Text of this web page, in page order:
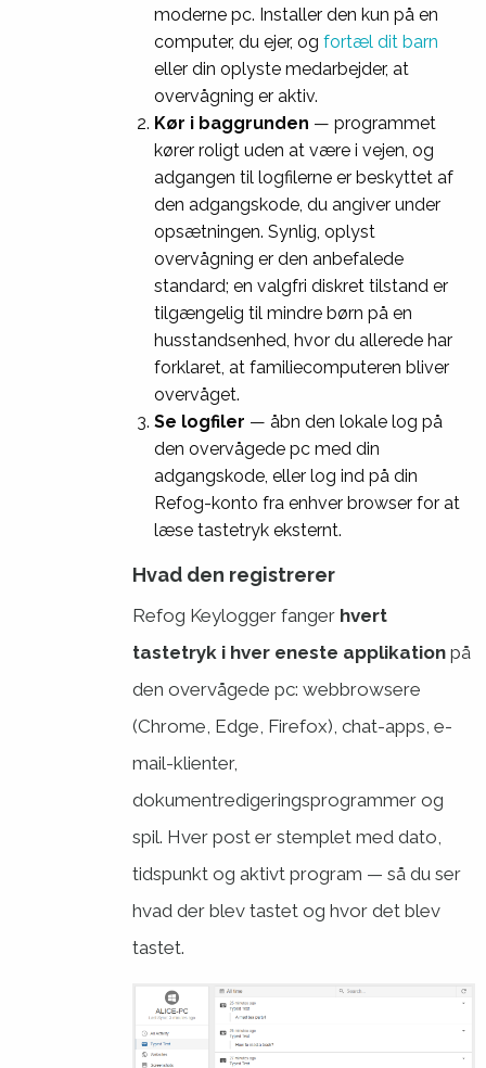
moderne pc. Installer den kun på en
computer, du ejer, og fortæl dit barn
eller din oplyste medarbejder, at
overvågning er aktiv.
Kør i baggrunden — programmet
kører roligt uden at være i vejen, og
adgangen til logfilerne er beskyttet af
den adgangskode, du angiver under
opsætningen. Synlig, oplyst
overvågning er den anbefalede
standard; en valgfri diskret tilstand er
tilgængelig til mindre børn på en
husstandsenhed, hvor du allerede har
forklaret, at familiecomputeren bliver
overvåget.
Se logfiler — åbn den lokale log på
den overvågede pc med din
adgangskode, eller log ind på din
Refog-konto fra enhver browser for at
læse tastetryk eksternt.
Hvad den registrerer
Refog Keylogger fanger hvert
tastetryk i hver eneste applikation på
den overvågede pc: webbrowsere
(Chrome, Edge, Firefox), chat-apps, e-
mail-klienter,
dokumentredigeringsprogrammer og
spil. Hver post er stemplet med dato,
tidspunkt og aktivt program — så du ser
hvad der blev tastet og hvor det blev
tastet.